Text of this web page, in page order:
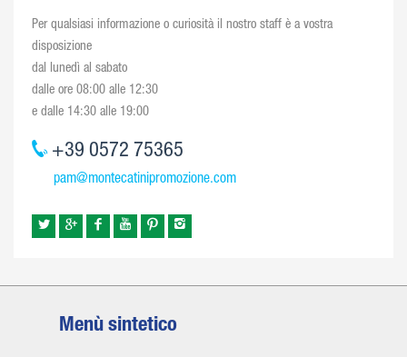
Per qualsiasi informazione o curiosità il nostro staff è a vostra
disposizione
dal lunedì al sabato
dalle ore 08:00 alle 12:30
e dalle 14:30 alle 19:00
+39 0572 75365
pam@montecatinipromozione.com
Menù sintetico